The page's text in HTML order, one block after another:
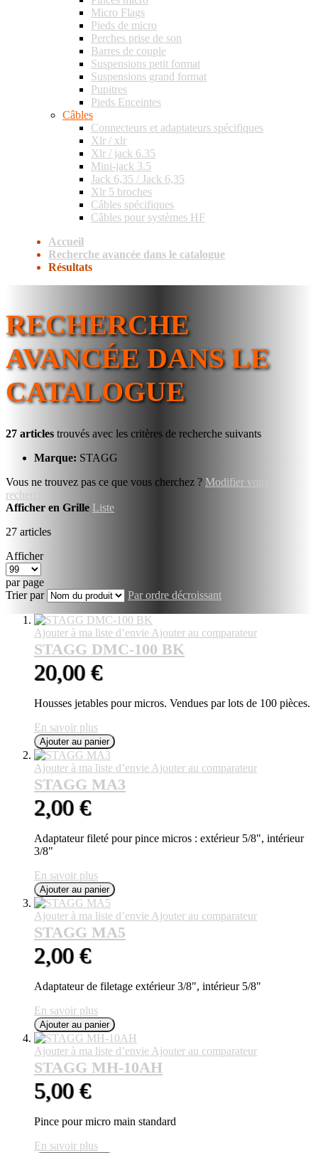
Micro Flags
Pieds de micro
Perches prise de son
Barres de couple
Suspensions petit format
Suspensions grand format
Pupitres
Pieds Enceintes
Câbles
Connecteurs et adaptateurs spécifiques
Xlr / xlr
Xlr / jack 6.35
Mini-jack 3.5
Jack 6,35 / Jack 6,35
Xlr 5 broches
Câbles spécifiques
Câbles pour systèmes HF
Accueil
Recherche avancée dans le catalogue
Résultats
RECHERCHE
AVANCÉE DANS LE
CATALOGUE
27 articles trouvés avec les critères de recherche suivants
Marque: STAGG
Vous ne trouvez pas ce que vous cherchez ? Modifier votre
recherche
Afficher en Grille Liste
27 articles
Afficher
par page
Trier par
Par ordre décroissant
Ajouter à ma liste d’envie Ajouter au comparateur
STAGG DMC-100 BK
20,00 €
Housses jetables pour micros. Vendues par lots de 100 pièces.
En savoir plus
Ajouter au panier
Ajouter à ma liste d’envie Ajouter au comparateur
STAGG MA3
2,00 €
Adaptateur fileté pour pince micros : extérieur 5/8", intérieur
3/8"
En savoir plus
Ajouter au panier
Ajouter à ma liste d’envie Ajouter au comparateur
STAGG MA5
2,00 €
Adaptateur de filetage extérieur 3/8", intérieur 5/8"
En savoir plus
Ajouter au panier
Ajouter à ma liste d’envie Ajouter au comparateur
STAGG MH-10AH
5,00 €
Pince pour micro main standard
En savoir plus